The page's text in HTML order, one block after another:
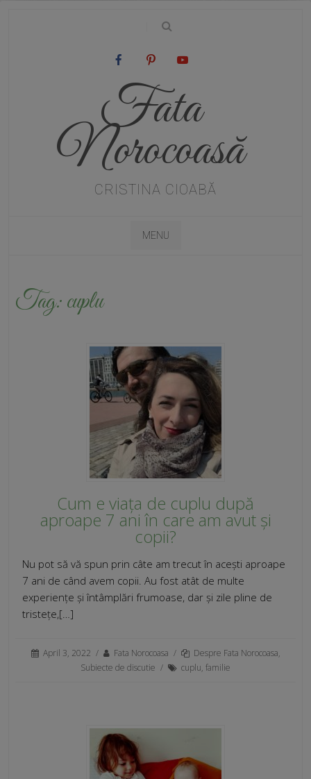
Fata
Norocoasă
CRISTINA CIOABĂ
MENU
Tag:cuplu
Cum e viața de cuplu după
aproape 7 ani în care am avut și
copii?
Nu pot să vă spun prin câte am trecut în acești aproape
7 ani de când avem copii. Au fost atât de multe
experiențe și întâmplări frumoase, dar și zile pline de
tristețe,[…]
April 3, 2022 / Fata Norocoasa / Despre Fata Norocoasa,
Subiecte de discutie / cuplu, familie